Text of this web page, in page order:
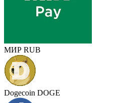
МИР RUB
Dogecoin DOGE